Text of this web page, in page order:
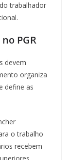
trabalhador
PGR
devem
organiza
define as
o trabalho
recebem